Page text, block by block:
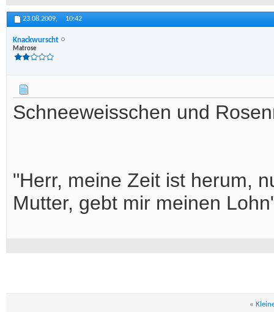
23.08.2009, 10:42
Knackwurscht
Matrose
Schneeweisschen und
"Herr, meine Zeit ist herum,
Mutter, gebt mir meinen
«